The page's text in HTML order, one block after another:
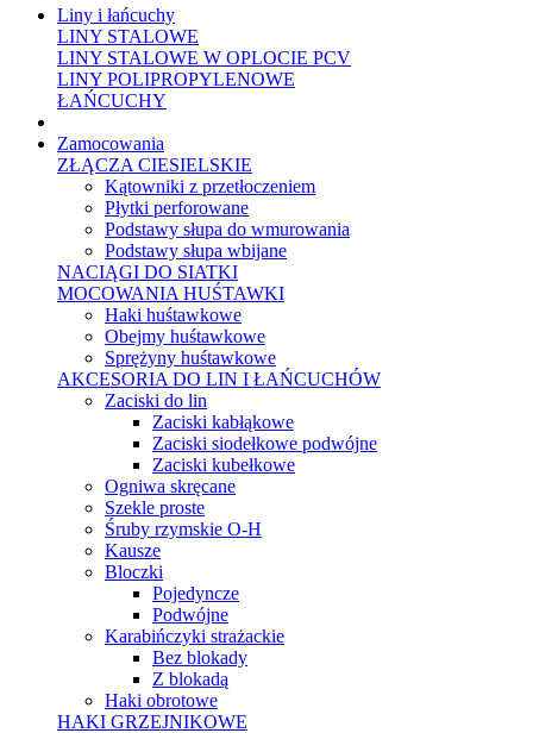
Liny i łańcuchy
LINY STALOWE
LINY STALOWE W OPLOCIE PCV
LINY POLIPROPYLENOWE
ŁAŃCUCHY
Zamocowania
ZŁĄCZA CIESIELSKIE
Kątowniki z przetłoczeniem
Płytki perforowane
Podstawy słupa do wmurowania
Podstawy słupa wbijane
NACIĄGI DO SIATKI
MOCOWANIA HUŚTAWKI
Haki huśtawkowe
Obejmy huśtawkowe
Sprężyny huśtawkowe
AKCESORIA DO LIN I ŁAŃCUCHÓW
Zaciski do lin
Zaciski kabłąkowe
Zaciski siodełkowe podwójne
Zaciski kubełkowe
Ogniwa skręcane
Szekle proste
Śruby rzymskie O-H
Kausze
Bloczki
Pojedyncze
Podwójne
Karabińczyki strażackie
Bez blokady
Z blokadą
Haki obrotowe
HAKI GRZEJNIKOWE